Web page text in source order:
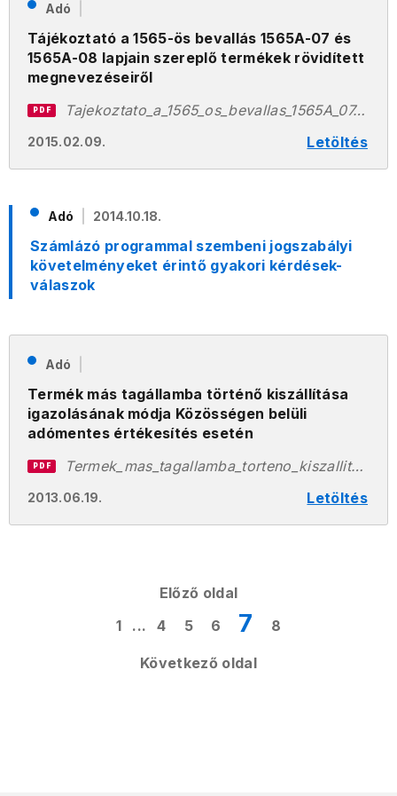
Adó
Tájékoztató a 1565-ös bevallás 1565A-07 és
1565A-08 lapjain szereplő termékek rövidített
megnevezéseiről
2015.02.09. Letöltés
PDF Tajekoztato_a_1565_os_bevallas_1565A_07_es_1565A_08_lapjain_szereplo_termekek_roviditett_megnevezeseirol.pdf
Adó 2014.10.18.
Számlázó programmal szembeni jogszabályi
követelményeket érintő gyakori kérdések-
válaszok
Adó
Termék más tagállamba történő kiszállítása
igazolásának módja Közösségen belüli
adómentes értékesítés esetén
2013.06.19. Letöltés
PDF Termek_mas_tagallamba_torteno_kiszallitasa_igazolasanak_modja_2013.06.19.pdf
Előző oldal
1
... 4 5 6 7 8
Következő oldal